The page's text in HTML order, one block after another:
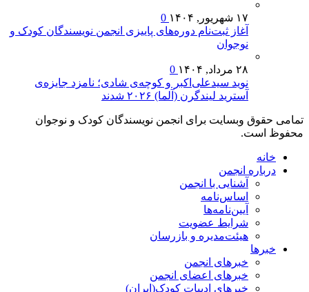
۱۷ شهریور, ۱۴۰۴
آغاز ثبت‌نام دوره‌های پاییزی انجمن نویسندگان کودک و
نوجوان
۲۸ مرداد, ۱۴۰۴
نوید سیدعلی‌اکبر و کوچه‌ی شادی؛ نامزد جایزه‌ی
آسترید لیندگرن (آلما) ۲۰۲۶ شدند
تمامی حقوق وبسایت برای انجمن نویسندگان کودک و نوجوان
محفوظ است.
خانه
درباره انجمن
آشنایی با انجمن
اساس‌نامه
آیین‌نامه‌ها
شرایط عضویت
هیئت‌مدیره و بازرسان
خبرها
خبرهای انجمن
خبرهای اعضای انجمن
خبرهای ادبیات کودک(ایران)